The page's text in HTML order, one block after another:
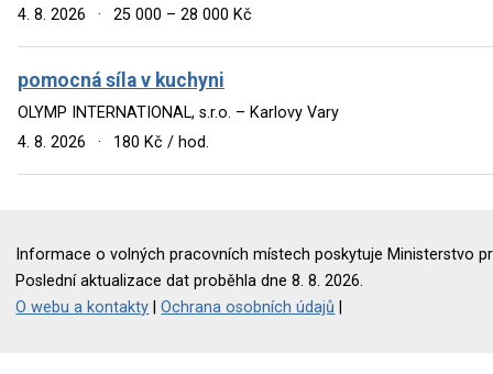
4. 8. 2026
· 25 000 – 28 000 Kč
pomocná síla v kuchyni
OLYMP INTERNATIONAL, s.r.o. – Karlovy Vary
4. 8. 2026
· 180 Kč / hod.
Informace o volných pracovních místech poskytuje Ministerstvo
Poslední aktualizace dat proběhla dne 8. 8. 2026.
O webu a kontakty |Ochrana osobních údajů